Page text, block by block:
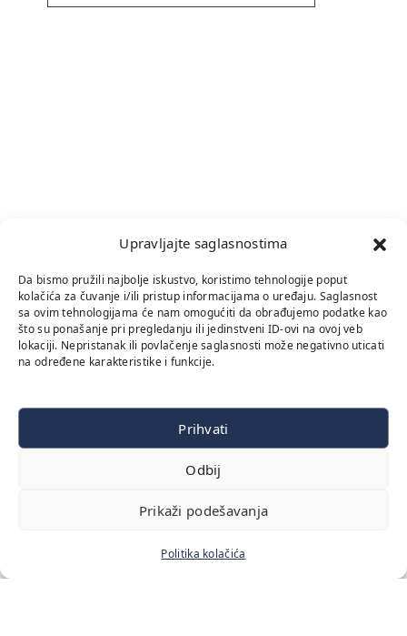
Upravljajte saglasnostima
Da bismo pružili najbolje iskustvo, koristimo tehnologije poput
kolačića za čuvanje i/ili pristup informacijama o uređaju. Saglasnost
sa ovim tehnologijama će nam omogućiti da obrađujemo podatke kao
što su ponašanje pri pregledanju ili jedinstveni ID-ovi na ovoj veb
lokaciji. Nepristanak ili povlačenje saglasnosti može negativno uticati
na određene karakteristike i funkcije.
Prihvati
Odbij
Prikaži podešavanja
Politika kolačića